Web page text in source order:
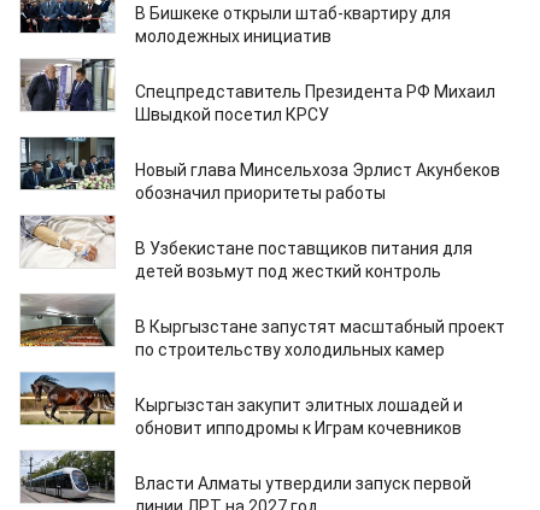
В Бишкеке открыли штаб-квартиру для
молодежных инициатив
26.02.2026
Спецпредставитель Президента РФ Михаил
Швыдкой посетил КРСУ
26.02.2026
Новый глава Минсельхоза Эрлист Акунбеков
обозначил приоритеты работы
26.02.2026
В Узбекистане поставщиков питания для
детей возьмут под жесткий контроль
26.02.2026
В Кыргызстане запустят масштабный проект
по строительству холодильных камер
25.02.2026
Кыргызстан закупит элитных лошадей и
обновит ипподромы к Играм кочевников
25.02.2026
Власти Алматы утвердили запуск первой